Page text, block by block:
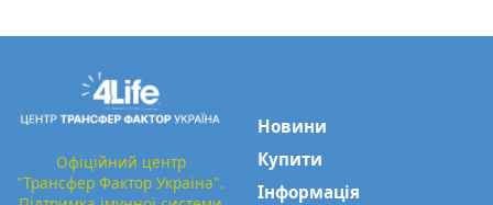
Офіційний центр
"Трансфер Фактор Україна".
Новини
Купити
Інформація